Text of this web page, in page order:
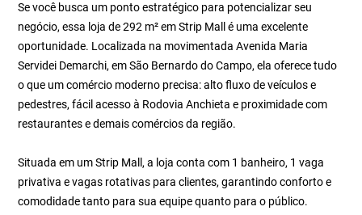
Se você busca um ponto estratégico para potencializar seu
negócio, essa loja de 292 m² em Strip Mall é uma excelente
oportunidade. Localizada na movimentada Avenida Maria
Servidei Demarchi, em São Bernardo do Campo, ela oferece tudo
o que um comércio moderno precisa: alto fluxo de veículos e
pedestres, fácil acesso à Rodovia Anchieta e proximidade com
restaurantes e demais comércios da região.
Situada em um Strip Mall, a loja conta com 1 banheiro, 1 vaga
privativa e vagas rotativas para clientes, garantindo conforto e
comodidade tanto para sua equipe quanto para o público.